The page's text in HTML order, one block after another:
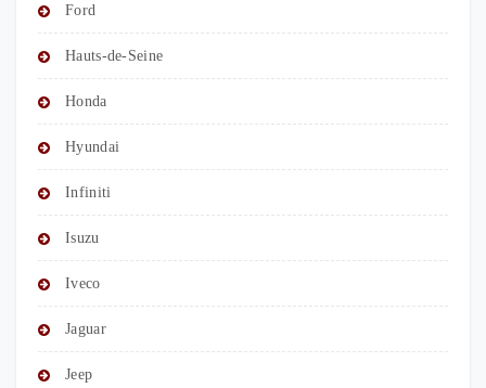
Ford
Hauts-de-Seine
Honda
Hyundai
Infiniti
Isuzu
Iveco
Jaguar
Jeep